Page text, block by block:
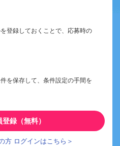
登録しておくことで、応募時の
を保存して、条件設定の手間を
録（無料）
方 ログインはこちら＞